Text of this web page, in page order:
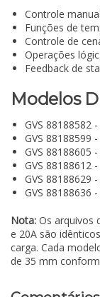
Controle
Funções de
Controle de
Operações
Feedback de
Modelos
GVS 88188582
GVS 88188599
GVS 88188605
GVS 88188612
GVS 88188629
GVS 88188636
Nota: Os arquivos
e 20A são
carga. Cada
de 35 mm